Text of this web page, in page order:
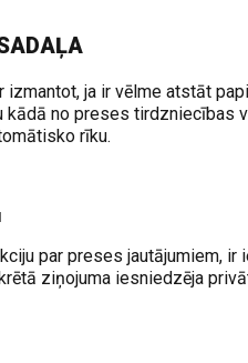
izmantot, ja ir vēlme atstāt
kādā no preses tirdzniecības
rīku.
par preses jautājumiem,
ziņojuma iesniedzēja